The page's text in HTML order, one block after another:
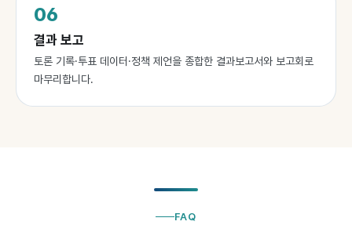
06
결과 보고
토론 기록·투표 데이터·정책 제언을 종합한 결과보고서와 보고회로
마무리합니다.
FAQ